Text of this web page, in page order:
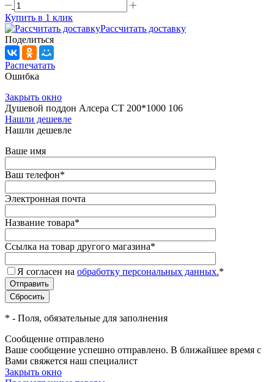
Купить в 1 клик
Рассчитать доставку
Поделиться
Распечатать
Ошибка
Закрыть окно
Душевой поддон Алсера СТ 200*1000 106
Нашли дешевле
Нашли дешевле
Ваше имя
Ваш телефон*
Электронная почта
Название товара*
Ссылка на товар другого магазина*
Я согласен на обработку персональных данных.*
* - Поля, обязательные для заполнения
Сообщение отправлено
Ваше сообщение успешно отправлено. В ближайшее время с
Вами свяжется наш специалист
Закрыть окно